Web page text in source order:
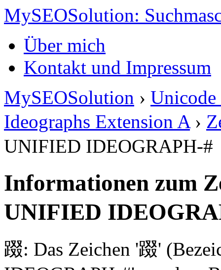
MySEOSolution:
Über mich
Kontakt und Impressum
MySEOSolution › Unicode
Ideographs Extension A›
UNIFIED IDEOGRAPH-#
Informationen zum
UNIFIED
䟾: Das Zeichen '䟾'